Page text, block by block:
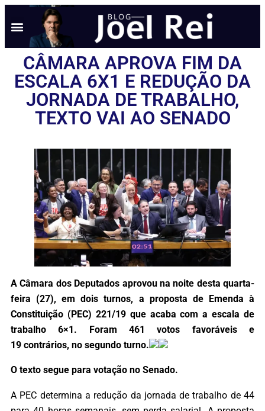
CÂMARA APROVA FIM DA
ESCALA 6X1 E REDUÇÃO DA
JORNADA DE TRABALHO,
TEXTO VAI AO SENADO
A Câmara dos Deputados aprovou na noite desta quarta-
feira (27), em dois turnos, a proposta de Emenda à
Constituição (PEC) 221/19 que acaba com a escala de
trabalho 6×1. Foram 461 votos favoráveis e
19 contrários, no segundo turno.
O texto segue para votação no Senado.
A PEC determina a redução da jornada de trabalho de 44